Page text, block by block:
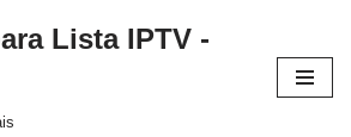
Lista IPTV -